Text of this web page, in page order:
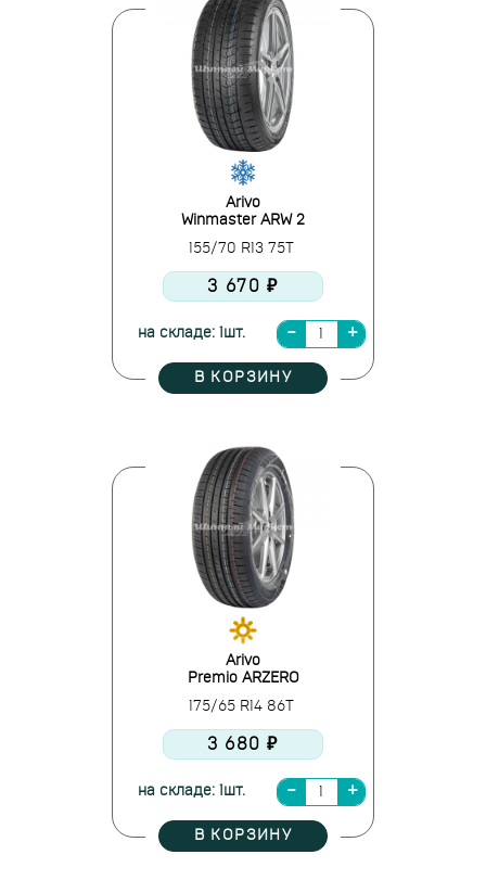
Arivo
Winmaster ARW 2
155/70 R13 75T
3 670 ₽
на складе: 1шт.
В КОРЗИНУ
Arivo
Premio ARZERO
175/65 R14 86T
3 680 ₽
на складе: 1шт.
В КОРЗИНУ